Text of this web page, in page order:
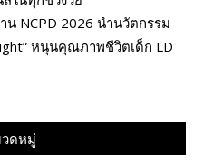
NCPD 2026 นำนวัตกรรม
หนุนคุณภาพชีวิตเด็ก LD
ดหมู่